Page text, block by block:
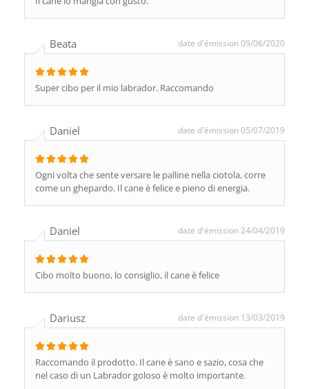
Beata date d'émission 09/06/2020
Super cibo per il mio labrador. Raccomando
Daniel date d'émission 05/07/2019
Ogni volta che sente versare le palline nella ciotola, corre
come un ghepardo. Il cane è felice e pieno di energia.
Daniel date d'émission 24/04/2019
Cibo molto buono, lo consiglio, il cane è felice
Dariusz date d'émission 13/03/2019
Raccomando il prodotto. Il cane è sano e sazio, cosa che
nel caso di un Labrador goloso è molto importante.